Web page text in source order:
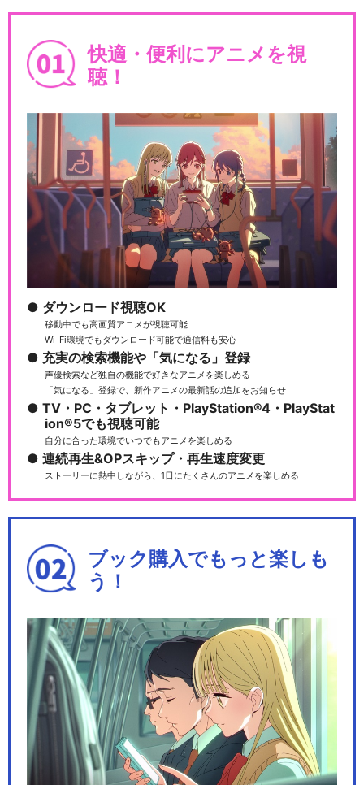
快適・便利にアニメを視
聴！
ダウンロード視聴OK
移動中でも高画質アニメが視聴可能
Wi-Fi環境でもダウンロード可能で通信料も安心
充実の検索機能や「気になる」登録
声優検索など独自の機能で好きなアニメを楽しめる
「気になる」登録で、新作アニメの最新話の追加をお知らせ
TV・PC・タブレット・PlayStation®4・PlayStat
ion®5でも視聴可能
自分に合った環境でいつでもアニメを楽しめる
連続再生&OPスキップ・再生速度変更
ストーリーに熱中しながら、1日にたくさんのアニメを楽しめる
ブック購入でもっと楽しも
う！